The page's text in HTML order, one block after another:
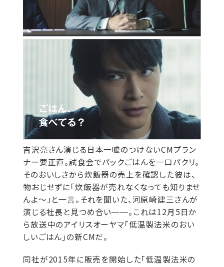
吉沢亮さん演じる日本一嘘のつけないCMプラン
ナー要正直。試食会でパックごはんを一口パクリ。
そのおいしさから炊飯器の売上を確認した彼は、
物おじせずに「炊飯器が売れなくなっても知りませ
んよ～」と一言。それを聞いた、河原崎建三さんが
演じる社長と見つめ合い──。これは12月5日か
ら放送中のアイリスオーヤマ「低温製法米のおい
しいごはん」の新CMだ。
同社が2015年に販売を開始した「低温製法米の